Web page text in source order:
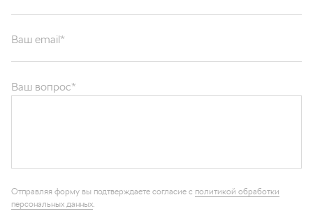
персональных данных
Каталог запчастей